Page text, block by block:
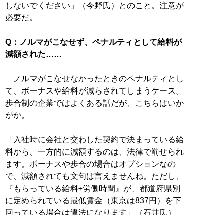
しないでください」（今野氏）とのこと。注意が
必要だ。
Q：ノルマがこなせず、ペナルティとして給料が
減額された……
ノルマがこなせなかったときのペナルティとし
て、ボーナスや給料が減らされてしまうケース。
歩合制の企業ではよくある話だが、こちらはいか
がか。
「入社時に会社と交わした契約で決まっている給
料から、一方的に減額するのは、法律で罰せられ
ます。ボーナスや歩合の場合はオプションなの
で、減額されても文句は言えませんね。ただし、
『もらっている給料÷労働時間』が、都道府県別
に定められている最低賃金（東京は837円）を下
回っている場合は違法になります」（石井氏）